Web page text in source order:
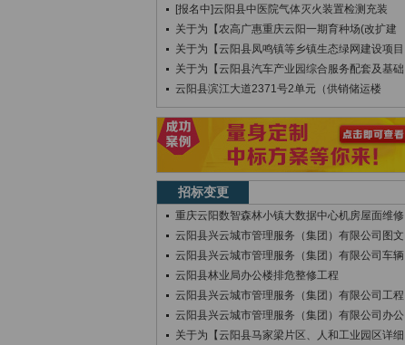
[报名中]云阳县中医院气体灭火装置检测充装
关于为【农高广惠重庆云阳一期育种场(改扩建
关于为【云阳县凤鸣镇等乡镇生态绿网建设项目
关于为【云阳县汽车产业园综合服务配套及基础
云阳县滨江大道2371号2单元（供销储运楼
招标变更
重庆云阳数智森林小镇大数据中心机房屋面维修
云阳县兴云城市管理服务（集团）有限公司图文
云阳县兴云城市管理服务（集团）有限公司车辆
云阳县林业局办公楼排危整修工程
云阳县兴云城市管理服务（集团）有限公司工程
云阳县兴云城市管理服务（集团）有限公司办公
关于为【云阳县马家梁片区、人和工业园区详细